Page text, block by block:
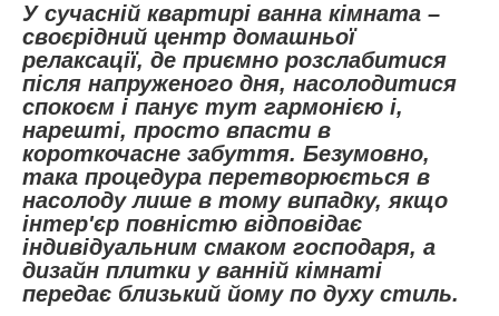
У сучасній квартирі ванна кімната –
своєрідний центр домашньої
релаксації, де приємно розслабитися
після напруженого дня, насолодитися
спокоєм і панує тут гармонією і,
нарешті, просто впасти в
короткочасне забуття. Безумовно,
така процедура перетворюється в
насолоду лише в тому випадку, якщо
інтер'єр повністю відповідає
індивідуальним смаком господаря, а
дизайн плитки у ванній кімнаті
передає близький йому по духу стиль.